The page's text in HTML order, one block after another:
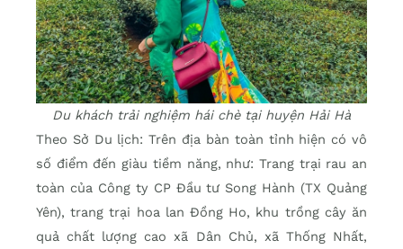
Du khách trải nghiệm hái chè tại huyện Hải Hà
Theo Sở Du lịch: Trên địa bàn toàn tỉnh hiện có vô
số điểm đến giàu tiềm năng, như: Trang trại rau an
toàn của Công ty CP Đầu tư Song Hành (TX Quảng
Yên), trang trại hoa lan Đồng Ho, khu trồng cây ăn
quả chất lượng cao xã Dân Chủ, xã Thống Nhất,